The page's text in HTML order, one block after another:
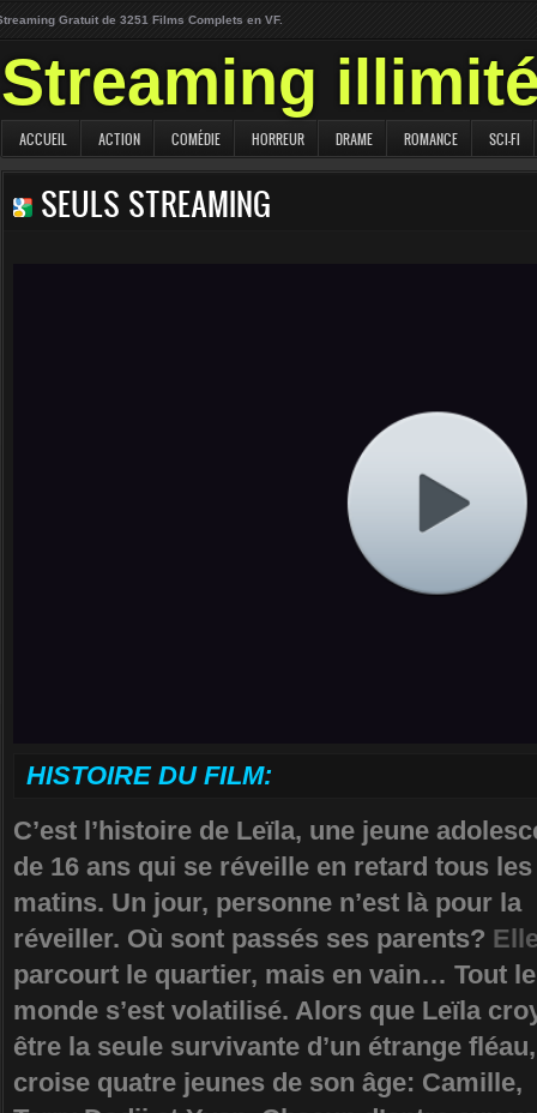
Gratuit de 3251 Films Complets en VF.
Streaming
ACCUEIL ACTION COMÉDIE HORREUR DRAME ROMANCE SCI-FI
SEULS STREAMING
HISTOIRE DU FILM:
C’est l’histoire de Leïla, une jeune
de 16 ans qui se réveille en retard tous les
matins. Un jour, personne n’est là pour la
réveiller. Où sont passés ses parents?
parcourt le quartier, mais en vain… Tout le
monde s’est volatilisé. Alors que Leïla
être la seule survivante d’un étrange
croise quatre jeunes de son âge: Camille,